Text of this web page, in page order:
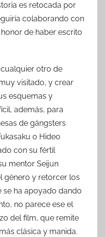
es retocada por
colaborando con
de haber escrito
otro de
visitado, y crear
esquemas y
además, para
de gángsters
o Hideo
con su fértil
mentor Seijun
género y retorcer los
se ha apoyado dando
no parece ese el
del film, que remite
clásica y manida.